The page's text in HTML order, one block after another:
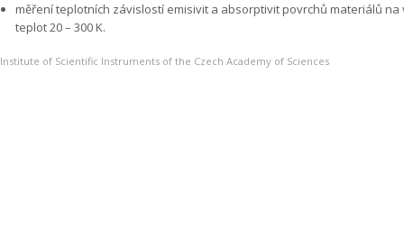
měření teplotních závislostí emisivit a absorptivit povrchů materiálů na
teplot 20 – 300 K.
Institute of Scientific Instruments of the Czech Academy of Sciences